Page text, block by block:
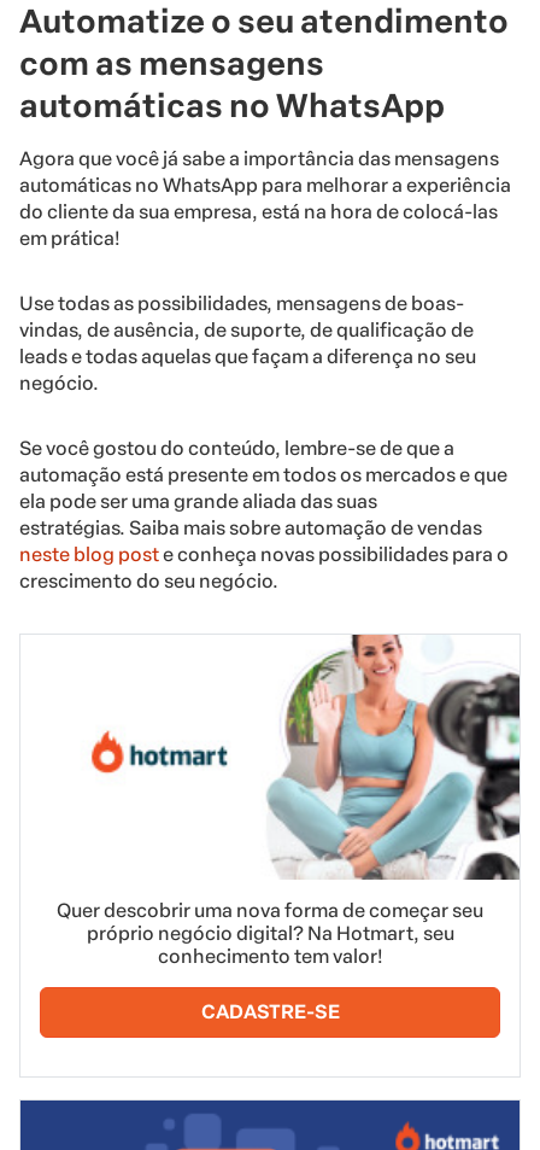
Automatize o seu atendimento
com as mensagens
automáticas no WhatsApp
Agora que você já sabe a importância das mensagens
automáticas no WhatsApp para melhorar a experiência
do cliente da sua empresa, está na hora de colocá-las
em prática!
Use todas as possibilidades, mensagens de boas-
vindas, de ausência, de suporte, de qualificação de
leads e todas aquelas que façam a diferença no seu
negócio.
Se você gostou do conteúdo, lembre-se de que a
automação está presente em todos os mercados e que
ela pode ser uma grande aliada das suas
estratégias. Saiba mais sobre automação de vendas
neste blog poste conheça novas possibilidades para o
crescimento do seu negócio.
Quer descobrir uma nova forma de começar seu
próprio negócio digital? Na Hotmart, seu
conhecimento tem valor!
CADASTRE-SE